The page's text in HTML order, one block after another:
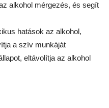
alkohol mérgezés, és segít
hatások az alkohol,
a szív munkáját
eltávolítja az alkohol